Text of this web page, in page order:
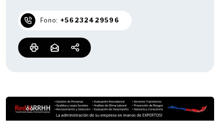
Fono: +56232429596